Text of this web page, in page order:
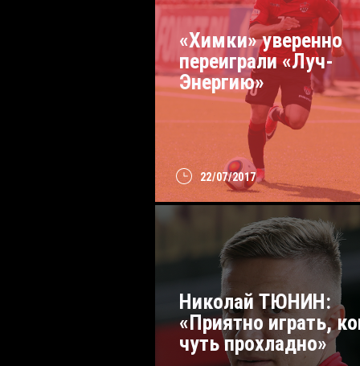
22/07/2017
«Химки» уверенно
переиграли «Луч-
Энергию»
Николай ТЮНИН:
«Приятно играть,
чуть прохладно»